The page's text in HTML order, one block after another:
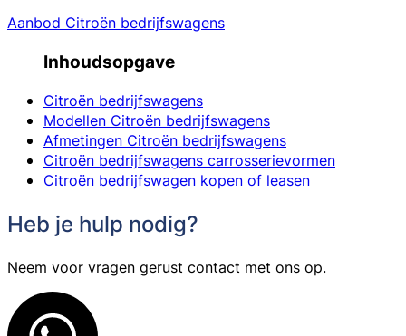
Aanbod Citroën bedrijfswagens
Inhoudsopgave
Citroën bedrijfswagens
Modellen Citroën bedrijfswagens
Afmetingen Citroën bedrijfswagens
Citroën bedrijfswagens carrosserievormen
Citroën bedrijfswagen kopen of leasen
Heb je hulp nodig?
Neem voor vragen gerust contact met ons op.